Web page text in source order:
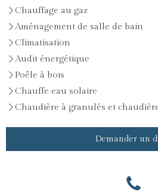
Chauffage au gaz
Aménagement de salle de bain
Climatisation
Audit énergétique
Poêle à bois
Chauffe eau solaire
Chaudière à granulés et
Demander un